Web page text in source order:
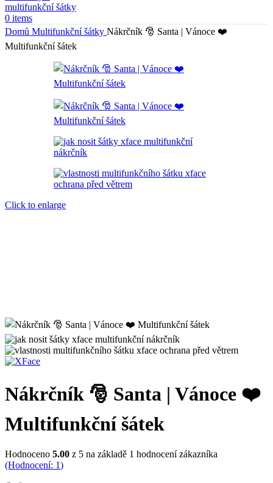
0 items
Domů Multifunkční šátky Nákrčník 🎅 Santa | Vánoce ❤️
Multifunkční šátek
Click to enlarge
Nákrčník 🎅 Santa | Vánoce ❤️
Multifunkční šátek
Hodnoceno 5.00 z 5 na základě 1 hodnocení zákazníka
(Hodnocení: 1)